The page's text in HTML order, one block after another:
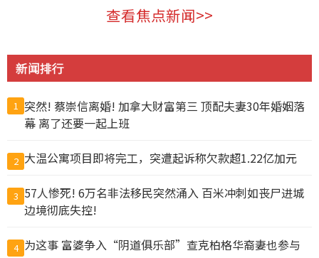
查看焦点新闻>>
新闻排行
1 突然! 蔡崇信离婚! 加拿大财富第三 顶配夫妻30年婚姻落
幕 离了还要一起上班
2 大温公寓项目即将完工，突遭起诉称欠款超1.22亿加元
3 57人惨死! 6万名非法移民突然涌入 百米冲刺如丧尸进城
边境彻底失控!
4 为这事 富婆争入“阴道俱乐部”查克柏格华裔妻也参与